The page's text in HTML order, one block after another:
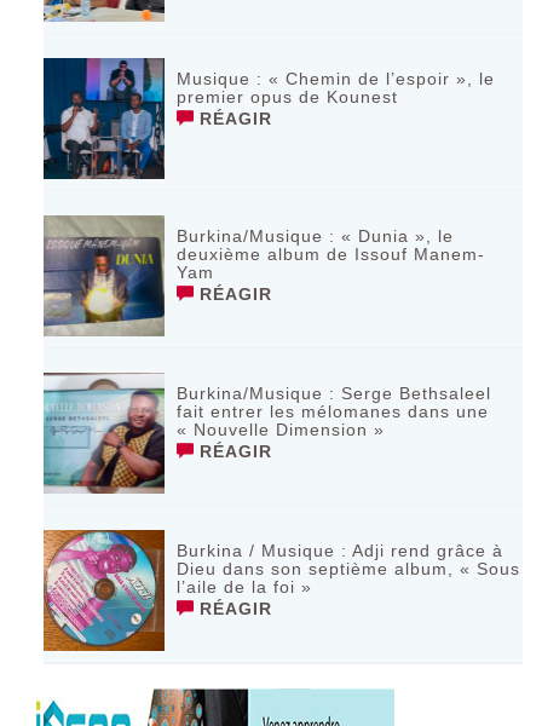
Musique : « Chemin de l’espoir », le
premier opus de Kounest
RÉAGIR
Burkina/Musique : « Dunia », le
deuxième album de Issouf Manem-
Yam
RÉAGIR
Burkina/Musique : Serge Bethsaleel
fait entrer les mélomanes dans une
« Nouvelle Dimension »
RÉAGIR
Burkina / Musique : Adji rend grâce à
Dieu dans son septième album, « Sous
l’aile de la foi »
RÉAGIR